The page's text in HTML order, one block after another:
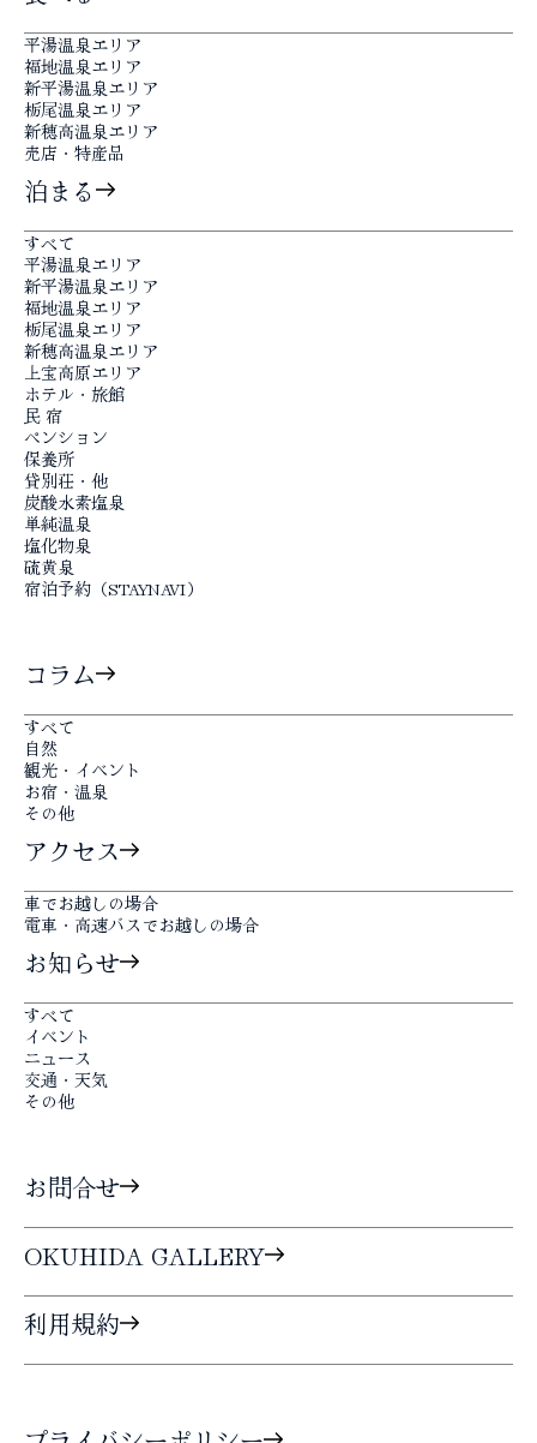
平湯温泉エリア
福地温泉エリア
新平湯温泉エリア
栃尾温泉エリア
新穂高温泉エリア
売店・特産品
泊まる
すべて
平湯温泉エリア
新平湯温泉エリア
福地温泉エリア
栃尾温泉エリア
新穂高温泉エリア
上宝高原エリア
ホテル・旅館
民 宿
ペンション
保養所
貸別荘・他
炭酸水素塩泉
単純温泉
塩化物泉
硫黄泉
宿泊予約（STAYNAVI）
コラム
すべて
自然
観光・イベント
お宿・温泉
その他
アクセス
車でお越しの場合
電車・高速バスでお越しの場合
お知らせ
すべて
イベント
ニュース
交通・天気
その他
お問合せ
OKUHIDA GALLERY
利用規約